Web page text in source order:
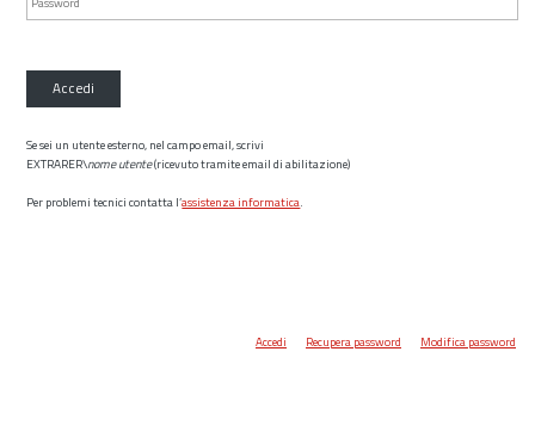
Accedi
Se sei un utente esterno, nel campo email, scrivi
EXTRARER\nome utente(ricevuto tramite email di abilitazione)
Per problemi tecnici contatta l’assistenza informatica.
Accedi Recupera password Modifica password